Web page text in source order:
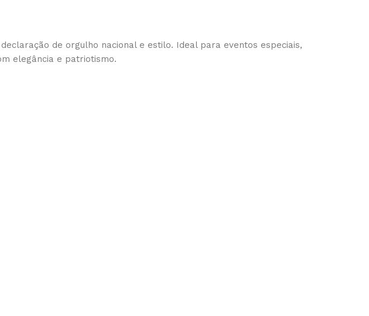
de orgulho nacional e estilo. Ideal para eventos especiais,
elegância e patriotismo.